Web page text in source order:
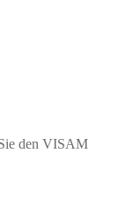
den VISAM